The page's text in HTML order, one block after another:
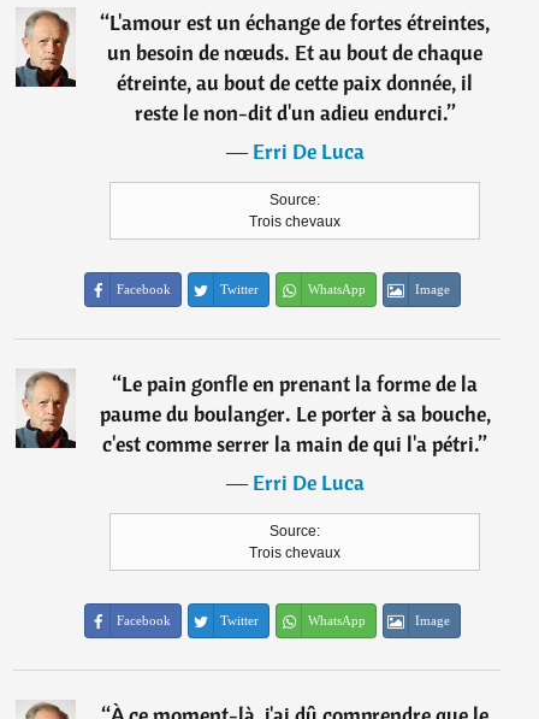
“L'amour est un échange de fortes étreintes,
un besoin de nœuds. Et au bout de chaque
étreinte, au bout de cette paix donnée, il
reste le non-dit d'un adieu endurci.”
―Erri De Luca
Source:
Trois chevaux
Facebook Twitter WhatsApp Image
“Le pain gonfle en prenant la forme de la
paume du boulanger. Le porter à sa bouche,
c'est comme serrer la main de qui l'a pétri.”
―Erri De Luca
Source:
Trois chevaux
Facebook Twitter WhatsApp Image